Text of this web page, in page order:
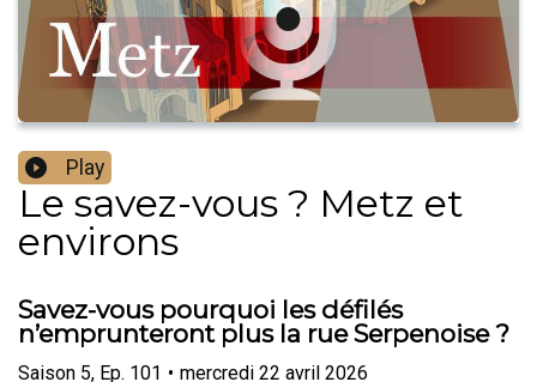
Play
Le savez-vous ? Metz et
environs
Savez-vous pourquoi les défilés
n’emprunteront plus la rue Serpenoise ?
Saison 5, Ep. 101 • mercredi 22 avril 2026